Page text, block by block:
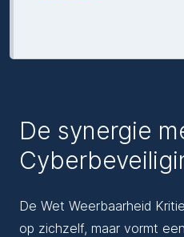
De synergie
De Wet Weerbaarheid
op zichzelf, maar vormt